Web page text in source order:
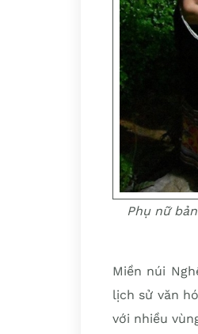
Phụ nữ
Miền núi
lịch sử văn
với nhiều